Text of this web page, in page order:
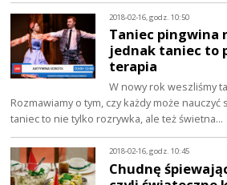
2018-02-16, godz. 10:50
Taniec pingwina
jednak taniec to
terapia
W nowy rok weszliśmy
Rozmawiamy o tym, czy każdy może nauczyć
taniec to nie tylko rozrywka, ale też świetna…
2018-02-16, godz. 10:45
Chudnę